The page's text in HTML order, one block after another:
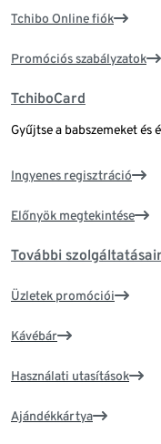
Tchibo Online fiók
Promóciós szabályzatok
TchiboCard
Gyűjtse a babszemeket és
Ingyenes regisztráció
Előnyök megtekintése
További
Üzletek promóciói
Kávébár
Használati utasítások
Ajándékkártya